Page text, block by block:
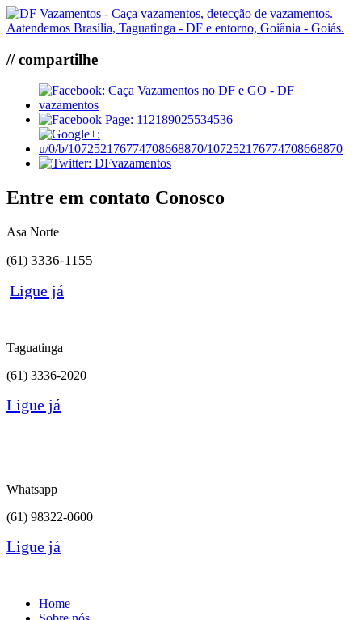
// compartilhe
Entre em contato Conosco
Asa Norte
(61) 3336-1155
Ligue já
Taguatinga
(61) 3336-2020
Ligue já
Whatsapp
(61) 98322-0600
Ligue já
Home